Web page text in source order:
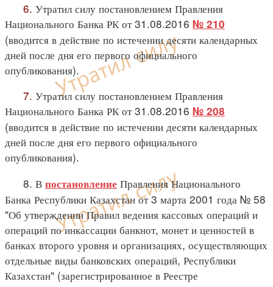
6. Утратил силу постановлением Правления
Национального Банка РК от 31.08.2016 № 210
(вводится в действие по истечении десяти календарных
дней после дня его первого официального
опубликования).
7. Утратил силу постановлением Правления
Национального Банка РК от 31.08.2016 № 208
(вводится в действие по истечении десяти календарных
дней после дня его первого официального
опубликования).
8. В постановление Правления Национального
Банка Республики Казахстан от 3 марта 2001 года № 58
"Об утверждении Правил ведения кассовых операций и
операций по инкассации банкнот, монет и ценностей в
банках второго уровня и организациях, осуществляющих
отдельные виды банковских операций, Республики
Казахстан" (зарегистрированное в Реестре